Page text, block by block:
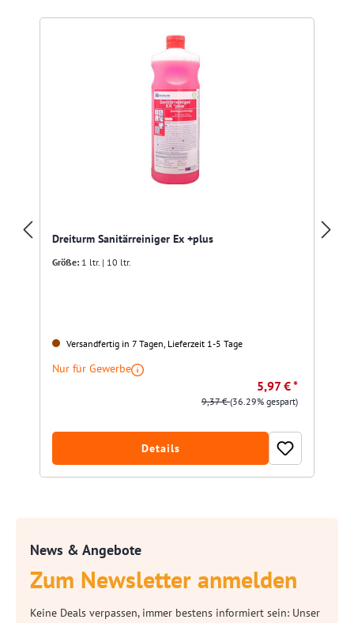
Dreiturm Sanitärreiniger Ex +plus
Größe: 1 ltr. | 10 ltr.
Versandfertig in 7 Tagen, Lieferzeit 1-5 Tage
Nur für Gewerbe
5,97 € *
9,37 €(36.29% gespart)
Details
News & Angebote
Zum Newsletter anmelden
Keine Deals verpassen, immer bestens informiert sein: Unser